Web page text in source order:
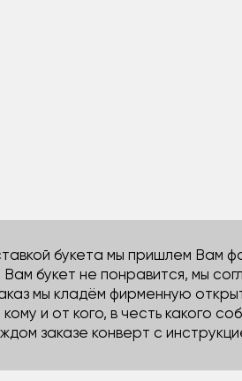
букета мы пришлем Вам
Вам букет не понравится, мы
мы кладём фирменную
и от кого, в честь какого
заказе конверт с